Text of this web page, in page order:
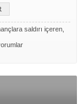
saldırı içeren,